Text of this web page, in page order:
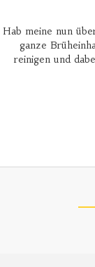
Hab meine nun
ganze
reinigen und